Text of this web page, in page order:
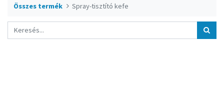
Összes termék Spray-tisztító kefe